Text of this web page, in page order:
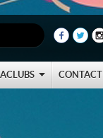
CONTACT